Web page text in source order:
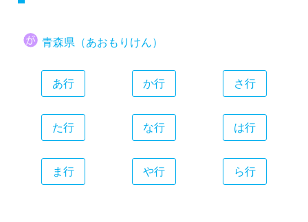
青森県（あおもりけん）
あ行 か行 さ行
た行 な行 は行
ま行 や行 ら行